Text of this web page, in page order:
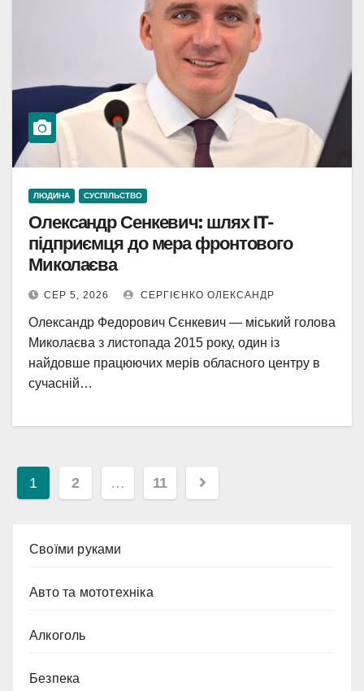
ЛЮДИНА СУСПІЛЬСТВО
Олександр Сенкевич: шлях IT-
підприємця до мера фронтового
Миколаєва
СЕР 5, 2026 СЕРГІЄНКО ОЛЕКСАНДР
Олександр Федорович Сєнкевич — міський голова
Миколаєва з листопада 2015 року, один із
найдовше працюючих мерів обласного центру в
сучасній…
Пагінація
1 2 … 11
Cвоїми руками
Авто та мототехніка
Алкоголь
Безпека